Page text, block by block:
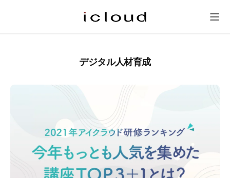
デジタル人材育成
新人研修 会社概要 問い合わせ メニュー